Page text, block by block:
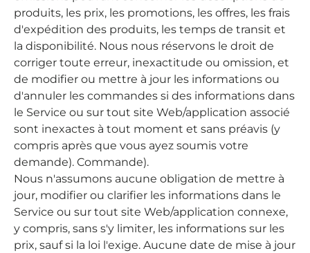
produits, les prix, les promotions, les offres, les frais
d'expédition des produits, les temps de transit et
la disponibilité. Nous nous réservons le droit de
corriger toute erreur, inexactitude ou omission, et
de modifier ou mettre à jour les informations ou
d'annuler les commandes si des informations dans
le Service ou sur tout site Web/application associé
sont inexactes à tout moment et sans préavis (y
compris après que vous ayez soumis votre
demande). Commande).
Nous n'assumons aucune obligation de mettre à
jour, modifier ou clarifier les informations dans le
Service ou sur tout site Web/application connexe,
y compris, sans s'y limiter, les informations sur les
prix, sauf si la loi l'exige. Aucune date de mise à jour